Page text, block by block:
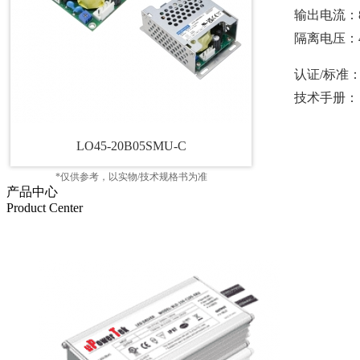
LO45-20B05SMU-C
*仅供参考，以实物/技术规格书为准
输出电流：
隔离电压
认证/标准：
技术手册：
产品中心
Product Center